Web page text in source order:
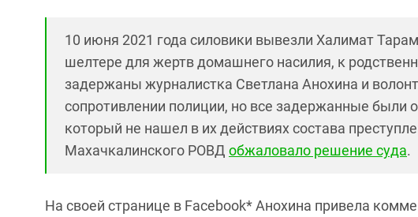
10 июня 2021 года силовики вывезли Халимат
шелтере для жертв домашнего насилия, к
задержаны журналистка Светлана Анохина и
сопротивлении полиции, но все задержанные были
который не нашел в их действиях состава
Махачкалинского РОВД обжаловало решение суда.
На своей странице в Facebook* Анохина привела